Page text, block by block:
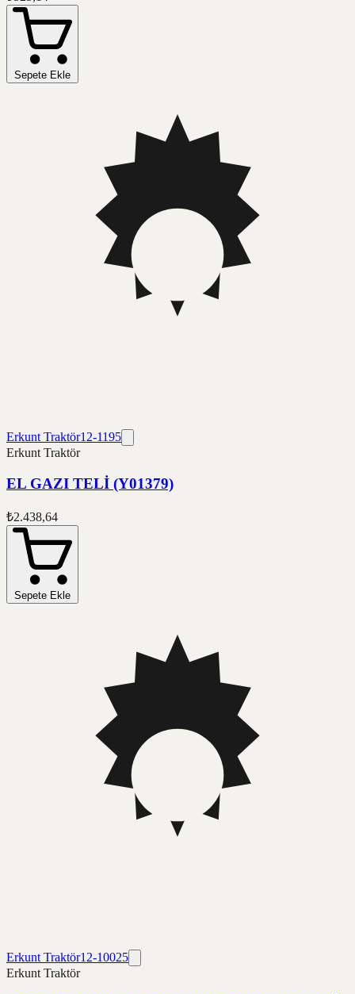
Sepete Ekle
Erkunt Traktör12-1195
Erkunt Traktör
EL GAZI TELİ (Y01379)
₺2.438,64
Sepete Ekle
Erkunt Traktör12-10025
Erkunt Traktör